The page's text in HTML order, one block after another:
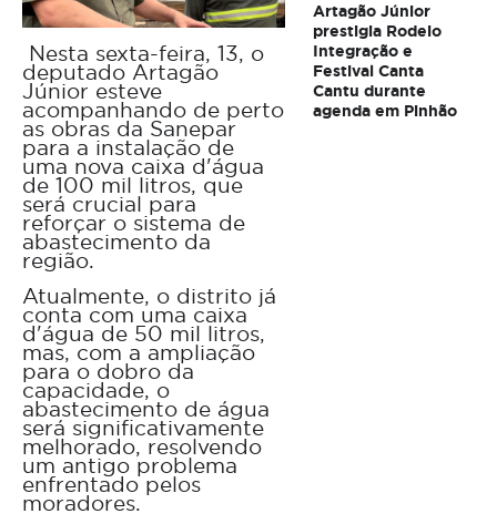
Nesta sexta-feira, 13, o
deputado Artagão
Júnior esteve
acompanhando de perto
as obras da Sanepar
para a instalação de
uma nova caixa d'água
de 100 mil litros, que
será crucial para
reforçar o sistema de
abastecimento da
região.
Atualmente, o distrito já
conta com uma caixa
d'água de 50 mil litros,
mas, com a ampliação
para o dobro da
capacidade, o
abastecimento de água
será significativamente
melhorado, resolvendo
um antigo problema
enfrentado pelos
moradores.
Artagão Júnior
prestigia Rodeio
Integração e
Festival Canta
Cantu durante
agenda em Pinhão